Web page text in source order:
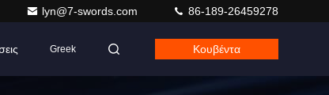
lyn@7-swords.com 86-189-26459278
Greek Κουβέντα